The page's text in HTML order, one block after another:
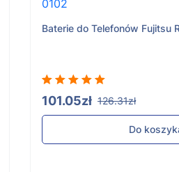
Baterie do Telefonów Fujitsu
101.05zł 126.31zł
Do